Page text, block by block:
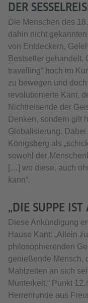
DER
Die Menschen des
dahin nicht
von Entdeckern,
Bestseller gehandelt.
travelling“ hoch im
zu bewegen und
revolutionierte Kant,
Nichtreisende der
Denken, sondern gilt
Globalisierung.
Königsberg als
sowohl der
[…] wo diese, auch
kann“.
„DIE SUPPE IST
Diese Ankündigung
Hause Kant: „Allein
philosophierenden
genießende Mensch,
Mahlzeiten an sich
Munterkeit.“ Punkt
Herrenrunde aus